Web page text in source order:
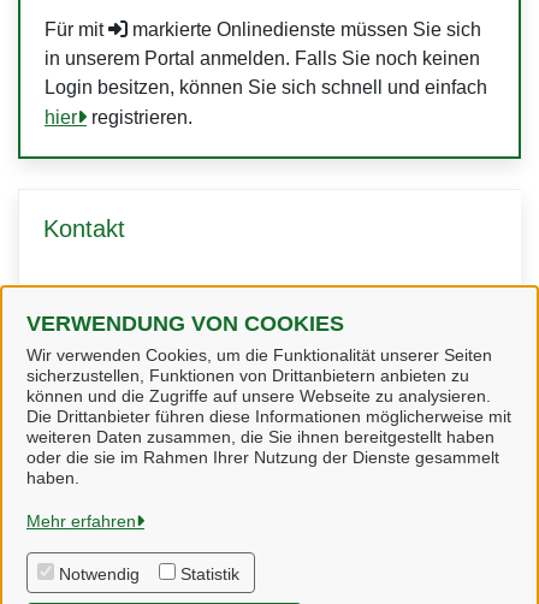
VERWENDUNG VON COOKIES
Wir verwenden Cookies, um die Funktionalität unserer Seiten
sicherzustellen, Funktionen von Drittanbietern anbieten zu
können und die Zugriffe auf unsere Webseite zu analysieren.
Die Drittanbieter führen diese Informationen möglicherweise mit
weiteren Daten zusammen, die Sie ihnen bereitgestellt haben
oder die sie im Rahmen Ihrer Nutzung der Dienste gesammelt
haben.
Mehr erfahren
Notwendig Statistik
Für mit
markierte Onlinedienste müssen Sie sich
in unserem Portal anmelden. Falls Sie noch keinen
Login besitzen, können Sie sich schnell und einfach
hier
registrieren.
Kontakt
Heidekreis
Alle Rechte vorbehalten